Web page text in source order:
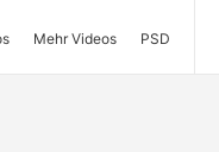
Mehr Videos PSD